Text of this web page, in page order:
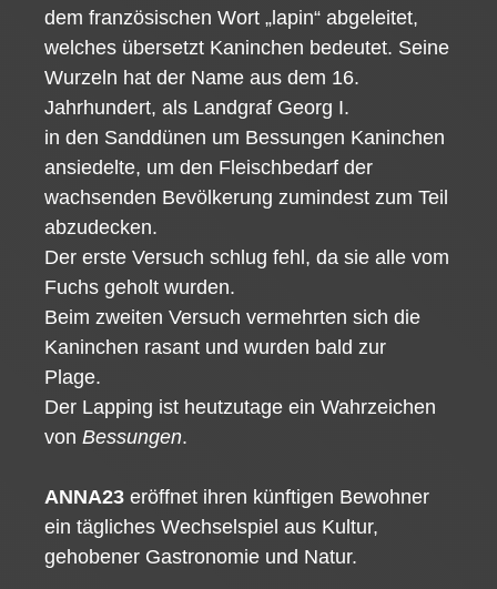
dem französischen Wort „lapin“ abgeleitet,
welches übersetzt Kaninchen bedeutet. Seine
Wurzeln hat der Name aus dem 16.
Jahrhundert, als Landgraf Georg I.
in den Sanddünen um Bessungen Kaninchen
ansiedelte, um den Fleischbedarf der
wachsenden Bevölkerung zumindest zum Teil
abzudecken.
Der erste Versuch schlug fehl, da sie alle vom
Fuchs geholt wurden.
Beim zweiten Versuch vermehrten sich die
Kaninchen rasant und wurden bald zur
Plage.
Der Lapping ist heutzutage ein Wahrzeichen
vonBessungen.
ANNA23 eröffnet ihren künftigen Bewohner
ein tägliches Wechselspiel aus Kultur,
gehobener Gastronomie und Natur.